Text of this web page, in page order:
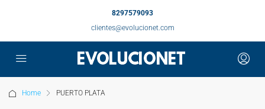
8297579093
clientes@evolucionet.com
Home PUERTO PLATA